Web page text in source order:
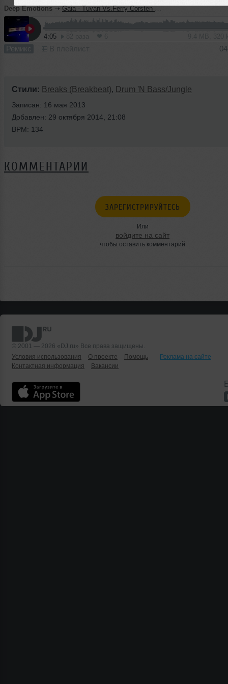
Deep Emotions ➝Gaia - Tuvan Vs.Ferry Corsten - Sweet Sorrow (The Thrillseekers Remix) & M.I.D.O.R. & Six4eight - Mirage (Abstract Vision Bootleg) ( Dj Deep Emotions Bootleg )
4:05
Ремикс
Стили: Breaks (Breakbeat), Drum 'N Bass/Jungle
Записан: 16 мая 2013
Добавлен: 29 октября 2014, 21:08
BPM: 134
КОММЕНТАРИИ
ЗАРЕГИСТРИРУЙТЕСЬ
Или
войдите на сайт
чтобы оставить комментарий
© 2001 — 2026 «DJ.ru» Все права защищены.
Условия использования
О проекте Помощь
Реклама на сайте
Контактная информация
Вакансии